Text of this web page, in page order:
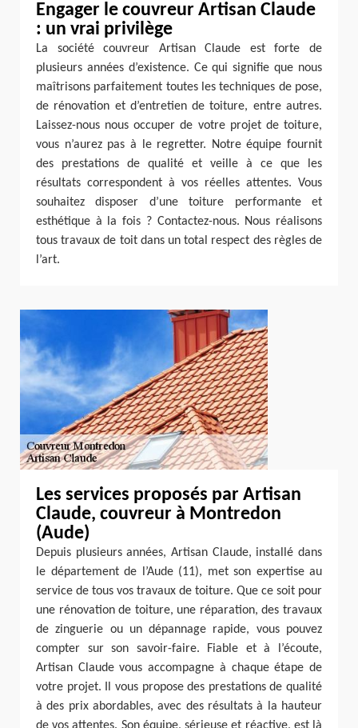
Engager le couvreur Artisan Claude
: un vrai privilège
La société couvreur Artisan Claude est forte de
plusieurs années d’existence. Ce qui signifie que nous
maîtrisons parfaitement toutes les techniques de pose,
de rénovation et d’entretien de toiture, entre autres.
Laissez-nous nous occuper de votre projet de toiture,
vous n’aurez pas à le regretter. Notre équipe fournit
des prestations de qualité et veille à ce que les
résultats correspondent à vos réelles attentes. Vous
souhaitez disposer d’une toiture performante et
esthétique à la fois ? Contactez-nous. Nous réalisons
tous travaux de toit dans un total respect des règles de
l’art.
Les services proposés par Artisan
Claude, couvreur à Montredon
(Aude)
Depuis plusieurs années, Artisan Claude, installé dans
le département de l’Aude (11), met son expertise au
service de tous vos travaux de toiture. Que ce soit pour
une rénovation de toiture, une réparation, des travaux
de zinguerie ou un dépannage rapide, vous pouvez
compter sur son savoir-faire. Fiable et à l’écoute,
Artisan Claude vous accompagne à chaque étape de
votre projet. Il vous propose des prestations de qualité
à des prix abordables, avec des résultats à la hauteur